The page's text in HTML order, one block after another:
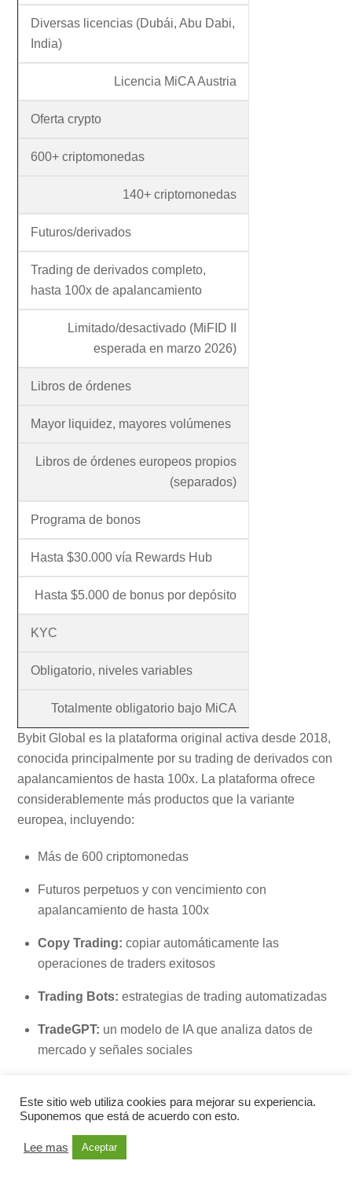
Diversas licencias (Dubái, Abu Dabi,
India)
Licencia MiCA Austria
Oferta crypto
600+ criptomonedas
140+ criptomonedas
Futuros/derivados
Trading de derivados completo,
hasta 100x de apalancamiento
Limitado/desactivado (MiFID II
esperada en marzo 2026)
Libros de órdenes
Mayor liquidez, mayores volúmenes
Libros de órdenes europeos propios
(separados)
Programa de bonos
Hasta $30.000 vía Rewards Hub
Hasta $5.000 de bonus por depósito
KYC
Obligatorio, niveles variables
Totalmente obligatorio bajo MiCA
Bybit Global es la plataforma original activa desde 2018,
conocida principalmente por su trading de derivados con
apalancamientos de hasta 100x. La plataforma ofrece
considerablemente más productos que la variante
europea, incluyendo:
Más de 600 criptomonedas
Futuros perpetuos y con vencimiento con
apalancamiento de hasta 100x
Copy Trading: copiar automáticamente las
operaciones de traders exitosos
Trading Bots: estrategias de trading automatizadas
TradeGPT: un modelo de IA que analiza datos de
mercado y señales sociales
negociables como pares crypto
Mantle:una red Ethereum Layer 2 que Bybit ha
ayudado a construir
Este sitio web utiliza cookies para mejorar su experiencia.
Suponemos que está de acuerdo con esto.
Lee mas Aceptar